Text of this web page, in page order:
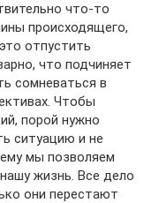
что-то
происходящего,
отпустить
что подчиняет
сомневаться в
Чтобы
порой нужно
ситуацию и не
мы позволяем
жизнь. Все дело
они перестают